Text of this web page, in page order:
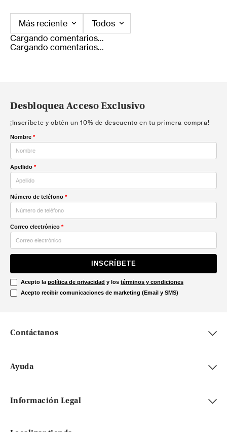
Más reciente
Todos
Cargando comentarios…
Cargando comentarios…
Desbloquea Acceso Exclusivo
¡Inscríbete y obtén un 10% de descuento en tu primera compra!
Nombre *
Apellido *
Número de teléfono *
Correo electrónico *
INSCRÍBETE
Acepto la política de privacidad y los términos y condiciones
Acepto recibir comunicaciones de marketing (Email y SMS)
Contáctanos
Ayuda
Información Legal